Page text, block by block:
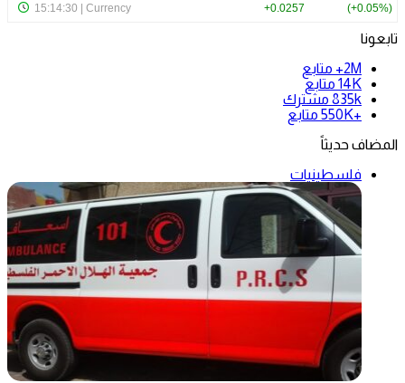
تابعونا
2M+
متابع
14K متابع
835k مشترك
+550K
متابع
المضاف حديثاً
فلسطينيات